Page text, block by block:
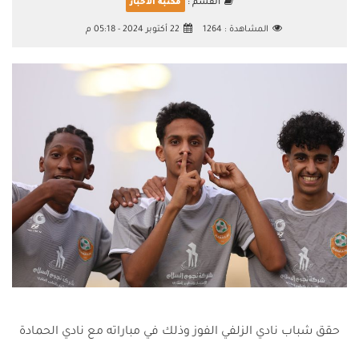
القسم : مكتبة الأخبار
المشاهدة : 1264 22 أكتوبر 2024 - 05:18 م
حقق شباب نادي الزلفي الفوز وذلك في مباراته مع نادي الحمادة